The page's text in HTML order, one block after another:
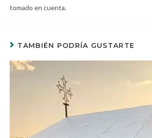
tomado en cuenta.
TAMBIÉN PODRÍA GUSTARTE